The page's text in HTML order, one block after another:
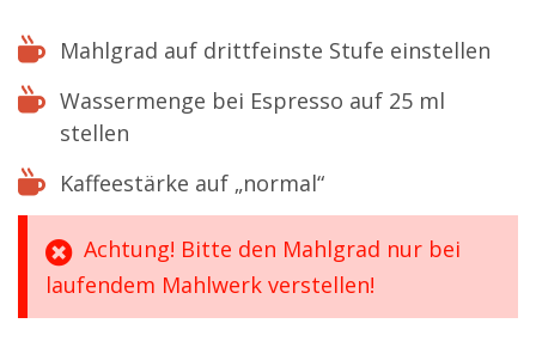
Mahlgrad auf drittfeinste Stufe einstellen
Wassermenge bei Espresso auf 25 ml
stellen
Kaffeestärke auf „normal“
Achtung! Bitte den Mahlgrad nur bei
laufendem Mahlwerk verstellen!